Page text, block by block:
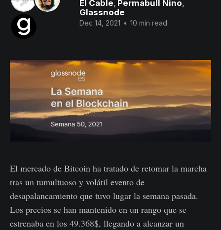
El Cable, Permabull Nino,
Glassnode
Dec 14, 2021 • 10 min read
El mercado de Bitcoin ha tratado de retomar la marcha
tras un tumultuoso y volátil evento de
desapalancamiento que tuvo lugar la semana pasada.
Los precios se han mantenido en un rango que se
estrenaba en los 49.368$, llegando a alcanzar un